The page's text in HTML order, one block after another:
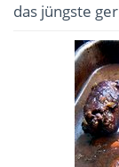
das jüngste